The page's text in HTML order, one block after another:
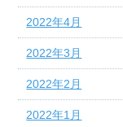
2022年4月
2022年3月
2022年2月
2022年1月